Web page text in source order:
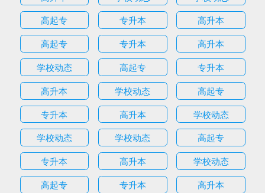
高起专
专升本
高升本
高起专
专升本
高升本
学校动态
高起专
专升本
高升本
学校动态
高起专
专升本
高升本
学校动态
学校动态
学校动态
高起专
专升本
高升本
学校动态
高起专
专升本
高升本